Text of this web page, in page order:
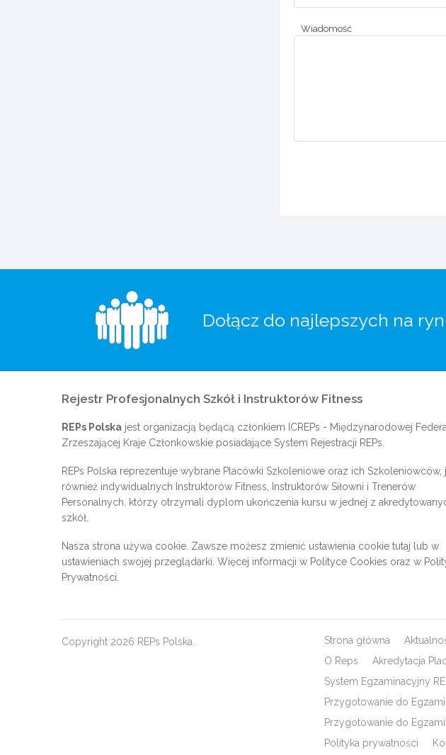
Wiadomość
Dołącz do najlepszych na
Rejestr Profesjonalnych Szkół i Instruktorów Fitness
REPs Polska jest organizacją będącą członkiem ICREPs - Międzynarodowej
Zrzeszającej Kraje Członkowskie posiadające System Rejestracji REPs.
REPs Polska reprezentuje wybrane Placówki Szkoleniowe oraz ich Szkoleniowców,
również indywidualnych Instruktorów Fitness, Instruktorów Siłowni i Trenerów
Personalnych, którzy otrzymali dyplom ukończenia kursu w jednej z
szkół.
Nasza strona używa cookie. Zawsze możesz zmienić ustawienia cookie tutaj lub w
ustawieniach swojej przeglądarki. Więcej informacji w Polityce Cookies oraz w
Prywatności
Copyright 2026 REPs Polska. Strona główna
O Reps
Akredytacja
System Egzaminacyjny
Przygotowanie do
Przygotowanie do
Polityka prywatności